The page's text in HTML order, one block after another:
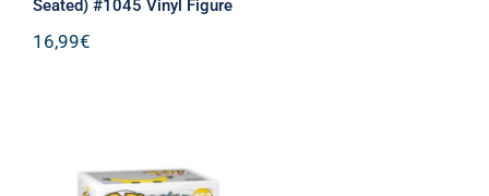
Seated) #1045 Vinyl Figure
16,99€